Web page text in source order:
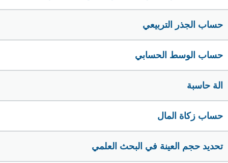
حساب الجذر التربيعي
حساب الوسط الحسابي
الة حاسبة
حساب زكاة المال
تحديد حجم العينة في البحث العلمي